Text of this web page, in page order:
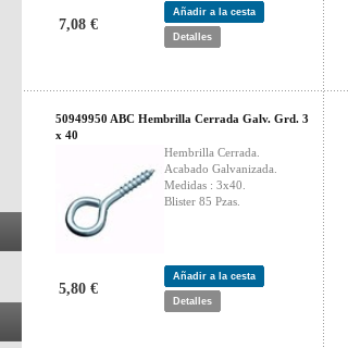
7,08 €
Añadir a la cesta
Detalles
50949950 ABC Hembrilla Cerrada Galv. Grd. 3
x 40
Hembrilla Cerrada.
Acabado Galvanizada.
Medidas : 3x40.
Blister 85 Pzas.
5,80 €
Añadir a la cesta
Detalles